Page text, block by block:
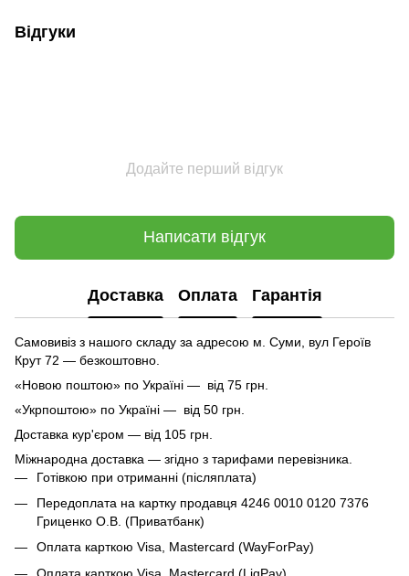
Відгуки
Додайте перший відгук
Написати відгук
Доставка Оплата Гарантія
Самовивіз з нашого складу за адресою м. Суми, вул Героїв
Крут 72 — безкоштовно.
«Новою поштою» по Україні — від 75 грн.
«Укрпоштою» по Україні — від 50 грн.
Доставка кур'єром — від 105 грн.
Міжнародна доставка — згідно з тарифами перевізника.
Готівкою при отриманні (післяплата)
Передоплата на картку продавця 4246 0010 0120 7376
Гриценко О.В. (Приватбанк)
Оплата карткою Visa, Mastercard (WayForPay)
Оплата карткою Visa, Mastercard (LiqPay)